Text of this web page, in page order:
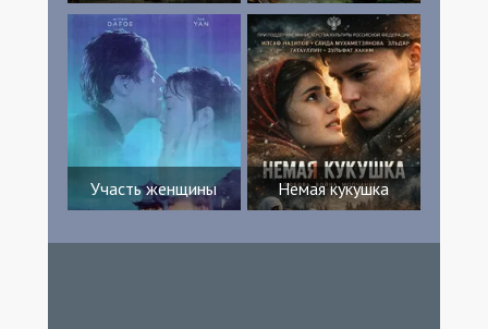
Участь женщины Немая кукушка